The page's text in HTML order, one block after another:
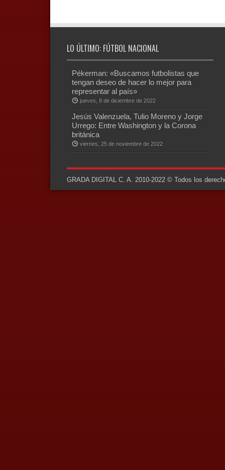
LO ÚLTIMO: FÚTBOL NACIONAL
Pékerman: «Buscamos futbolistas que
tengan deseo de hacer lo mejor para
representar al país»
jueves, 8 de diciembre de 2022
Jesús Valenzuela, Tulio Moreno y Jorge
Urrego: Entre Washington y la Corona
británica
viernes, 25 de noviembre de 2022
GRADA DIGITAL C. A. 2010-2022 © Todos los